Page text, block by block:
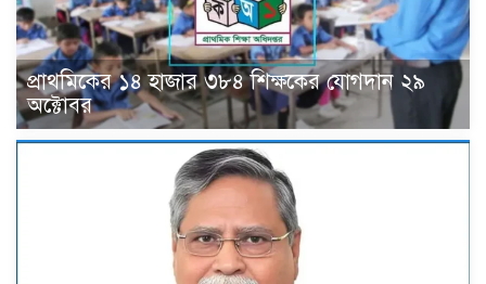
প্রাথমিকের ১৪ হাজার ৩৮৪ শিক্ষকের যোগদান ২৯
অক্টোবর